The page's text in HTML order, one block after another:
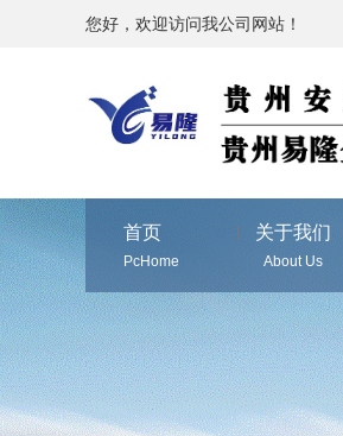
您好，欢迎访问我公司网站！
首页
PcHome
关于我们
About Us